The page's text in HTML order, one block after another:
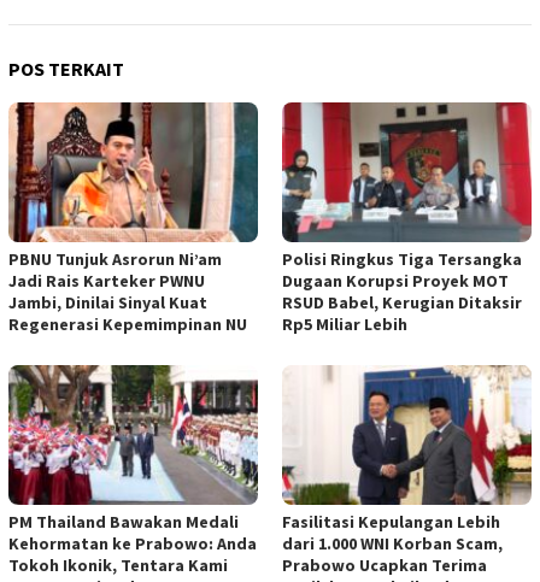
POS TERKAIT
PBNU Tunjuk Asrorun Ni’am
Jadi Rais Karteker PWNU
Jambi, Dinilai Sinyal Kuat
Regenerasi Kepemimpinan NU
Polisi Ringkus Tiga Tersangka
Dugaan Korupsi Proyek MOT
RSUD Babel, Kerugian Ditaksir
Rp5 Miliar Lebih
PM Thailand Bawakan Medali
Kehormatan ke Prabowo: Anda
Tokoh Ikonik, Tentara Kami
Fasilitasi Kepulangan Lebih
dari 1.000 WNI Korban Scam,
Prabowo Ucapkan Terima